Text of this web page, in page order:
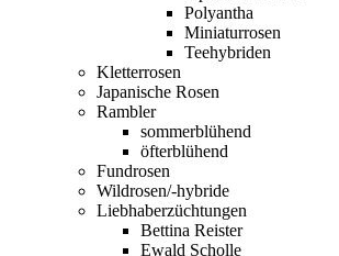
Polyantha
Miniaturrosen
Teehybriden
Kletterrosen
Japanische Rosen
Rambler
sommerblühend
öfterblühend
Fundrosen
Wildrosen/-hybride
Liebhaberzüchtungen
Bettina Reister
Ewald Scholle